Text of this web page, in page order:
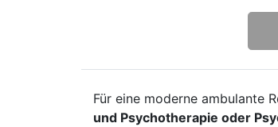
Für eine moderne ambulante
und Psychotherapie oder